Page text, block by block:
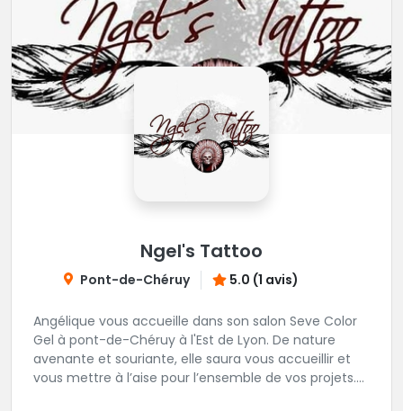
Ngel's Tattoo
Pont-de-Chéruy 5.0 (1 avis)
Angélique vous accueille dans son salon Seve Color
Gel à pont-de-Chéruy à l'Est de Lyon. De nature
avenante et souriante, elle saura vous accueillir et
vous mettre à l’aise pour l’ensemble de vos projets.